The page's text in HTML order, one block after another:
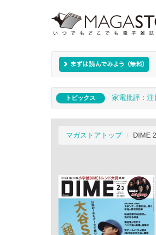
トピックス 家電批評：
マガストアトップ DIME